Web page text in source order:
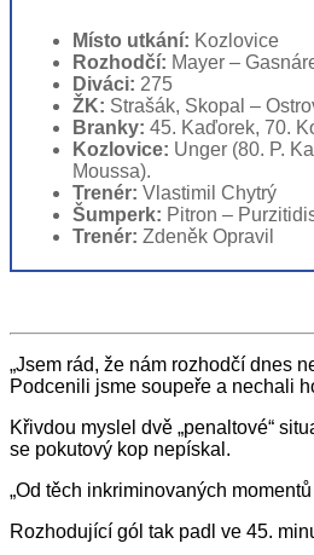
Místo utkání: Kozlovice
Rozhodčí: Mayer –
Diváci: 275
ŽK: Strašák, Skopal –
Branky: 45. Kaďorek, 70.
Kozlovice: Unger (80. P.
Moussa).
Trenér: Vlastimil Chytrý
Šumperk: Pitron –
Trenér: Zdeněk Opravil
„Jsem rád, že nám rozhodčí dnes
Podcenili jsme soupeře a nechali
Křivdou myslel dvě „penaltové“
se pokutový kop nepískal.
„Od těch inkriminovaných
Rozhodující gól tak padl ve 45.